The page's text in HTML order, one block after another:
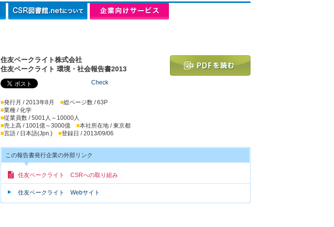
住友ベークライト株式会社
住友ベークライト 環境・社会報告書2013
Check
■発行月 / 2013年8月 ■総ページ数 / 63P
■業種 / 化学
■従業員数 / 5001人～10000人
■売上高 / 1001億～3000億 ■本社所在地 / 東京都
■言語 / 日本語(Jpn.) ■登録日 / 2013/09/06
この報告書発行企業の外部リンク
住友ベークライト CSRへの取り組み
住友ベークライト Webサイト